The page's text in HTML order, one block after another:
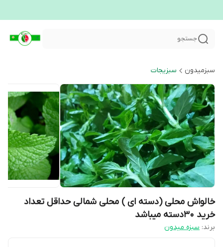
جستجو
سبزمیدون سبزیجات
خالواش محلی (دسته ای ) محلی شمالی حداقل تعداد
خرید 30دسته میباشد
برند: سبزه میدون